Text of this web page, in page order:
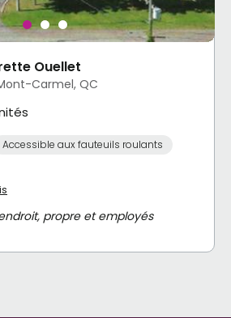
Ouellet
Carmel, QC
Accessible aux fauteuils roulants
propre et employés